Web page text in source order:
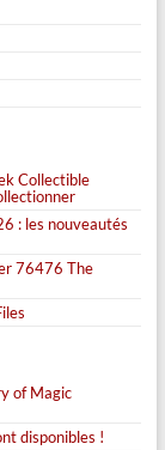
Collectible
: les nouveautés
76476 The
of Magic
disponibles !